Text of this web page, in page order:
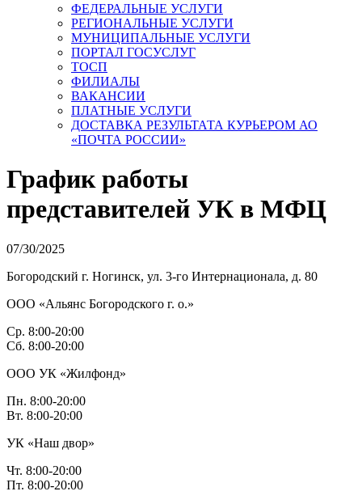
ФЕДЕРАЛЬНЫЕ УСЛУГИ
РЕГИОНАЛЬНЫЕ УСЛУГИ
МУНИЦИПАЛЬНЫЕ УСЛУГИ
ПОРТАЛ ГОСУСЛУГ
ТОСП
ФИЛИАЛЫ
ВАКАНСИИ
ПЛАТНЫЕ УСЛУГИ
ДОСТАВКА РЕЗУЛЬТАТА КУРЬЕРОМ АО
«ПОЧТА РОССИИ»
График работы
представителей УК в МФЦ
07/30/2025
Богородский г. Ногинск, ул. 3-го Интернационала, д. 80
ООО «Альянс Богородского г. о.»
Ср. 8:00-20:00
Сб. 8:00-20:00
ООО УК «Жилфонд»
Пн. 8:00-20:00
Вт. 8:00-20:00
УК «Наш двор»
Чт. 8:00-20:00
Пт. 8:00-20:00